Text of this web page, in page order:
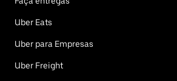
Uber Eats
Uber para Empresas
Uber Freight